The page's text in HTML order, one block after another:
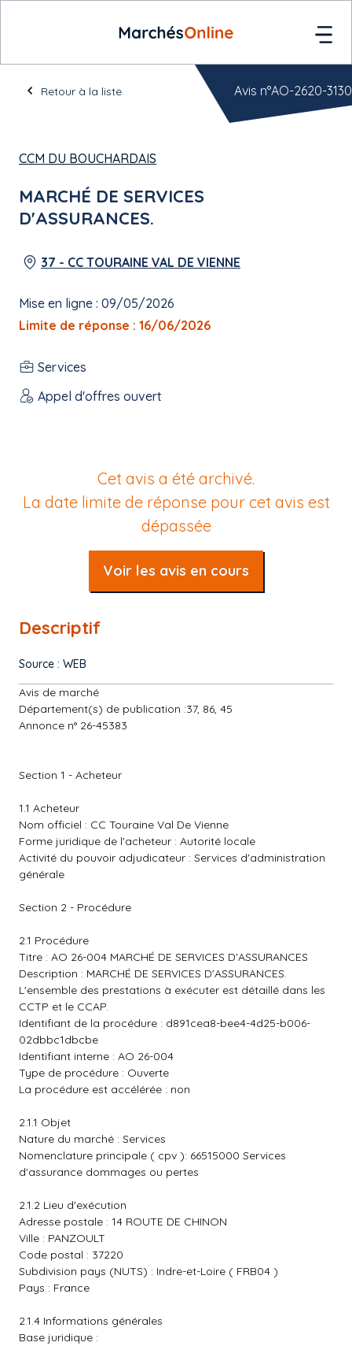
Retour à la liste
CCM DU BOUCHARDAIS
MARCHÉ DE SERVICES
D'ASSURANCES.
37 - CC TOURAINE VAL DE VIENNE
Mise en ligne : 09/05/2026
Limite de réponse : 16/06/2026
Services
Appel d'offres ouvert
Avis n°AO-2620-3130
Cet avis a été archivé.
La date limite de réponse pour cet avis est
dépassée
Voir les avis en cours
Descriptif
Source : WEB
Avis de marché
Département(s) de publication :37, 86, 45
Annonce n° 26-45383
Section 1 - Acheteur
1.1 Acheteur
Nom officiel : CC Touraine Val De Vienne
Forme juridique de l'acheteur : Autorité locale
Activité du pouvoir adjudicateur : Services d'administration
générale
Section 2 - Procédure
2.1 Procédure
Titre : AO 26-004 MARCHÉ DE SERVICES D'ASSURANCES
Description : MARCHÉ DE SERVICES D'ASSURANCES.
L'ensemble des prestations à exécuter est détaillé dans les
CCTP et le CCAP.
Identifiant de la procédure : d891cea8-bee4-4d25-b006-
02dbbc1dbcbe
Identifiant interne : AO 26-004
Type de procédure : Ouverte
La procédure est accélérée : non
2.1.1 Objet
Nature du marché : Services
Nomenclature principale ( cpv ): 66515000 Services
d'assurance dommages ou pertes
2.1.2 Lieu d'exécution
Adresse postale : 14 ROUTE DE CHINON
Ville : PANZOULT
Code postal : 37220
Subdivision pays (NUTS) : Indre-et-Loire ( FRB04 )
Pays : France
2.1.4 Informations générales
Base juridique :